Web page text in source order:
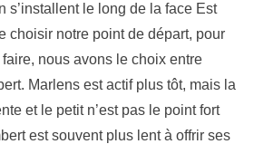
s’installent le long de la face Est
choisir notre point de départ, pour
nous avons le choix entre
Marlens est actif plus tôt, mais la
et le petit n’est pas le point fort
est souvent plus lent à offrir ses